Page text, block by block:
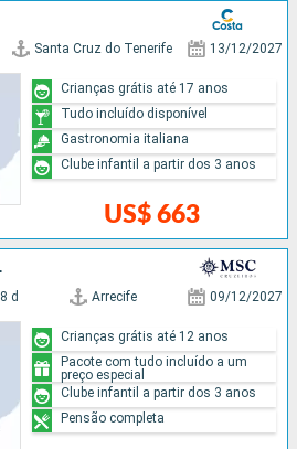
Santa Cruz do Tenerife 13/12/2027
US$ 663
Crianças grátis até 17 anos
Tudo incluído disponível
Gastronomia italiana
Clube infantil a partir dos 3 anos
8 d Arrecife 09/12/2027
Crianças grátis até 12 anos
Pacote com tudo incluído a um
preço especial
Clube infantil a partir dos 3 anos
Pensão completa